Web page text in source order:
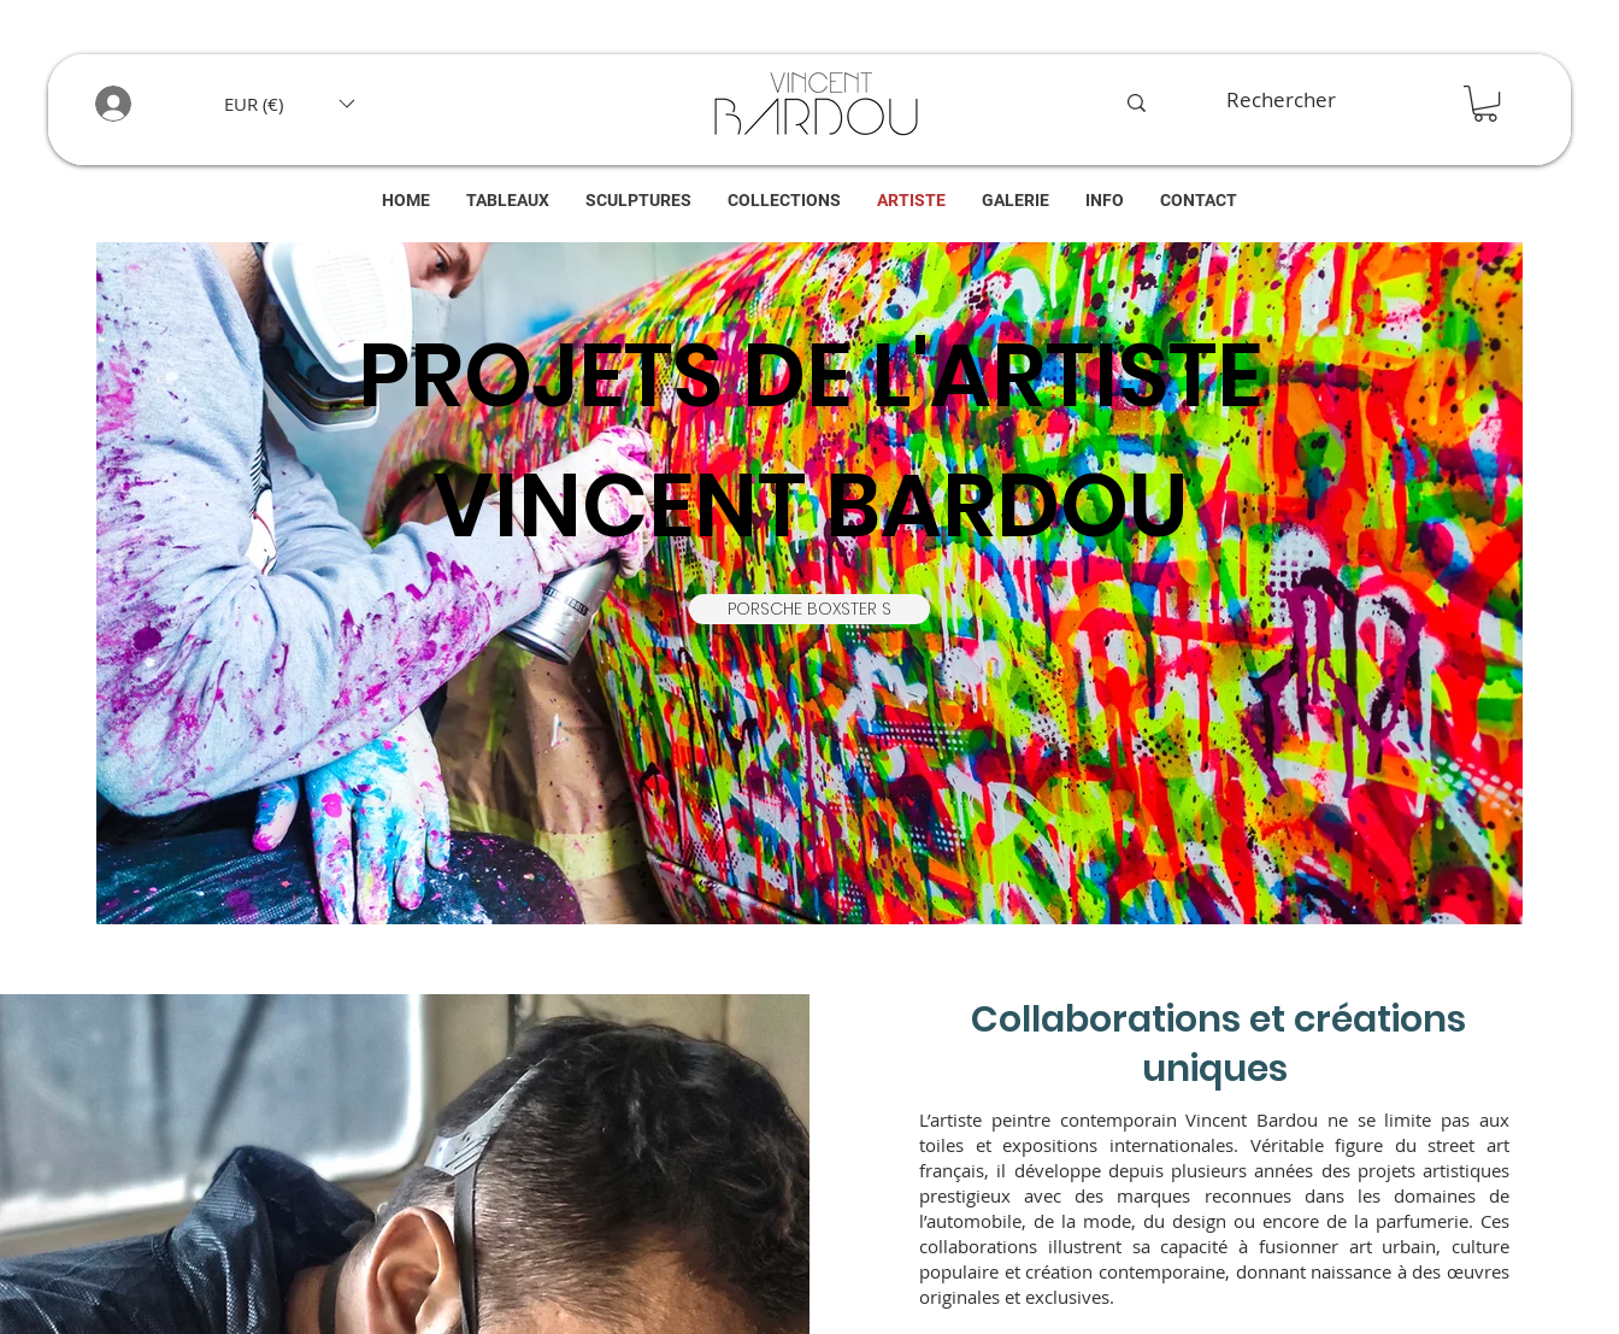
EUR (€)
HOME TABLEAUX SCULPTURES COLLECTIONS ARTISTE GALERIE INFO CONTACT
PROJETS DE L'ARTISTE
VINCENT BARDOU
PORSCHE BOXSTER S
Collaborations et créations
uniques
L’artiste peintre contemporain Vincent Bardou ne se limite pas aux
toiles et expositions internationales. Véritable figure du street art
français, il développe depuis plusieurs années des projets artistiques
prestigieux avec des marques reconnues dans les domaines de
l’automobile, de la mode, du design ou encore de la parfumerie. Ces
collaborations illustrent sa capacité à fusionner art urbain, culture
populaire et création contemporaine, donnant naissance à des œuvres
originales et exclusives.